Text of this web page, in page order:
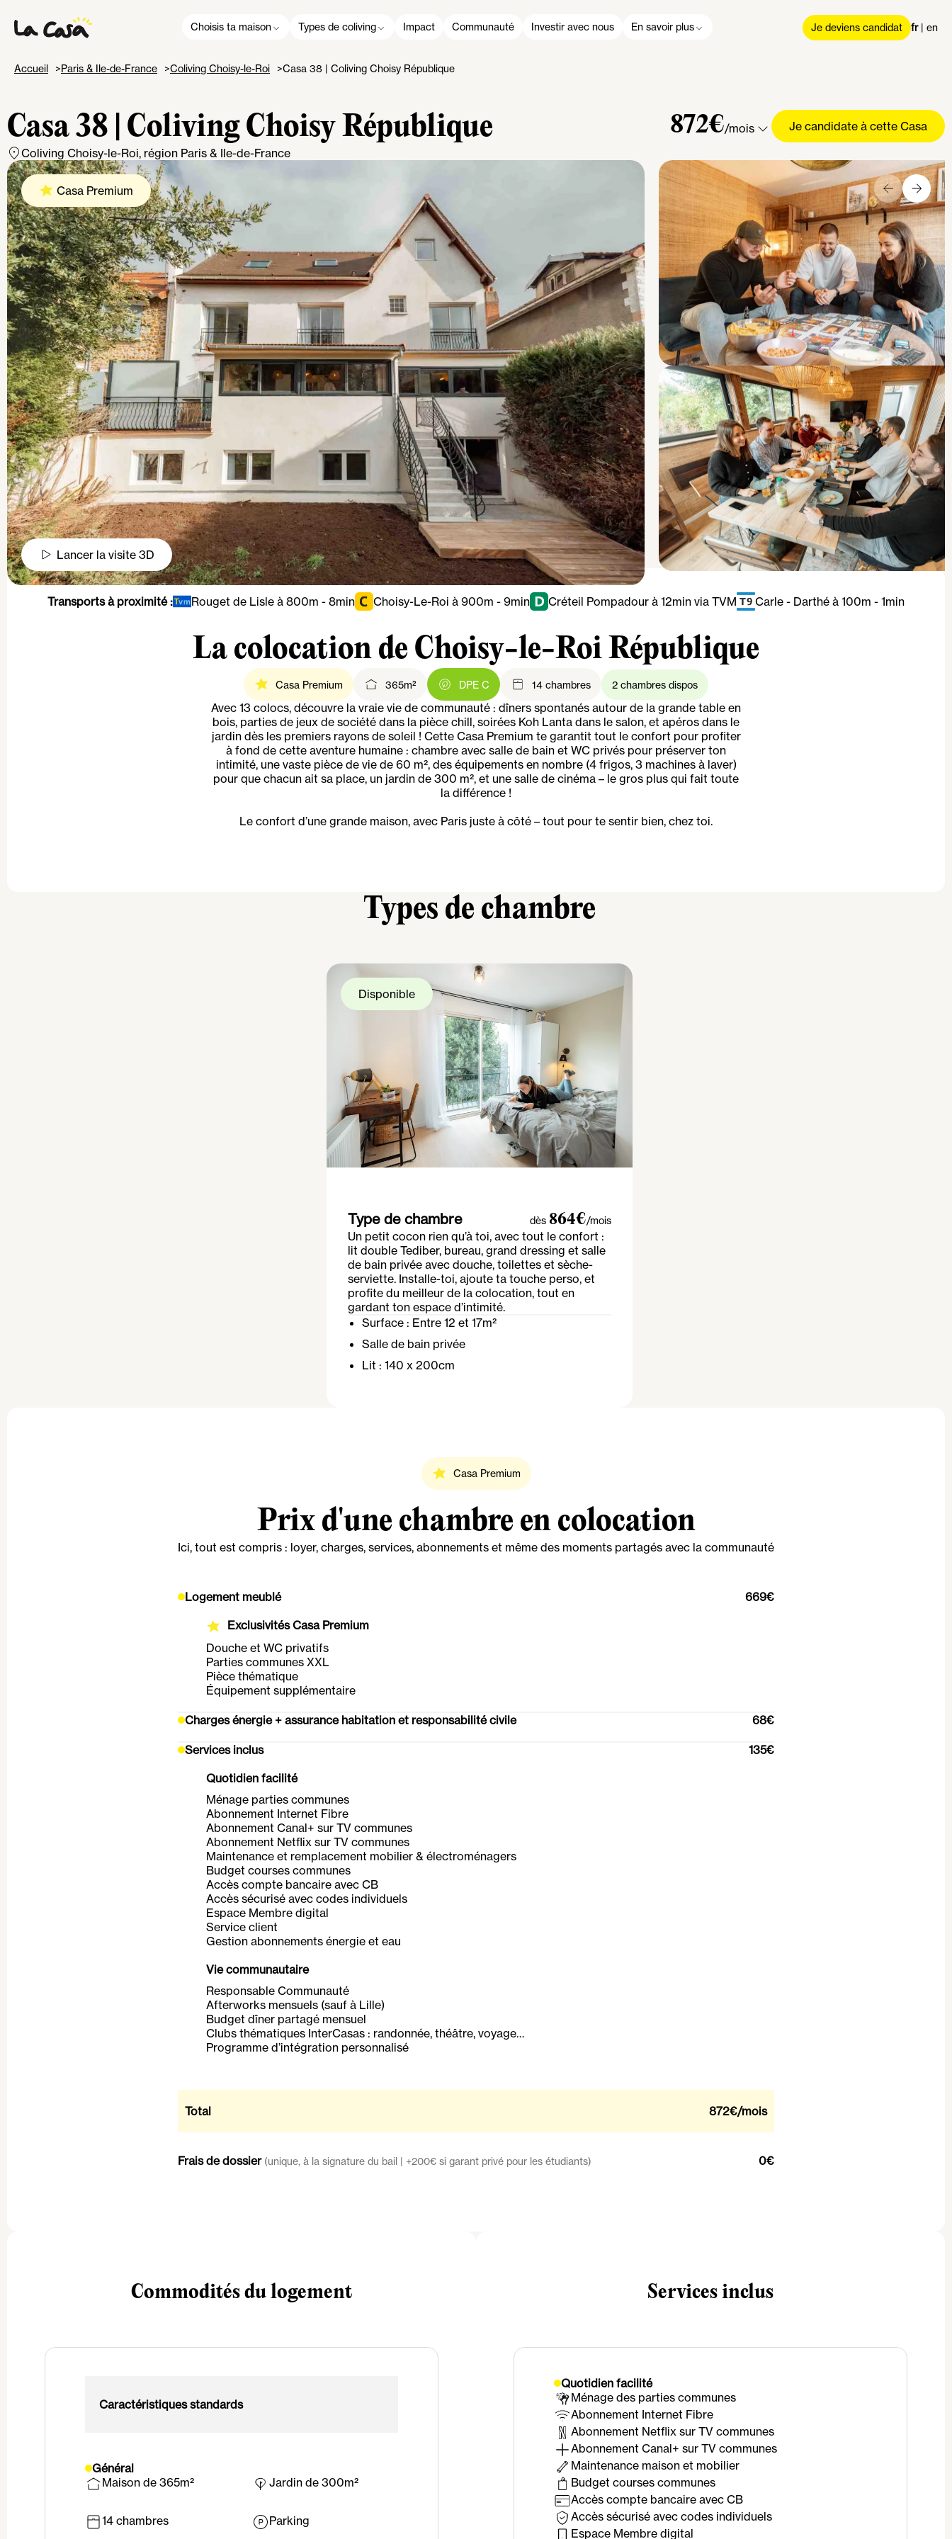
Choisis ta maison Types de coliving Impact Communauté Investir avec nous En savoir plus Je deviens candidat fr| en
Accueil Paris & Ile-de-France Coliving Choisy-le-Roi Casa 38 | Coliving Choisy République
Casa 38 | Coliving Choisy République
Coliving Choisy-le-Roi, région Paris & Ile-de-France
872€/mois Je candidate à cette Casa
Casa Premium
Lancer la visite 3D
Transports à proximité : Rouget de Lisle à 800m - 8min Choisy-Le-Roi à 900m - 9min Créteil Pompadour à 12min via TVM Carle - Darthé à 100m - 1min
La colocation de Choisy-le-Roi République
Casa Premium 365m² DPE C 14 chambres 2 chambres dispos
Avec 13 colocs, découvre la vraie vie de communauté : dîners spontanés autour de la grande table en
bois, parties de jeux de société dans la pièce chill, soirées Koh Lanta dans le salon, et apéros dans le
jardin dès les premiers rayons de soleil ! Cette Casa Premium te garantit tout le confort pour profiter
à fond de cette aventure humaine : chambre avec salle de bain et WC privés pour préserver ton
intimité, une vaste pièce de vie de 60 m², des équipements en nombre (4 frigos, 3 machines à laver)
pour que chacun ait sa place, un jardin de 300 m², et une salle de cinéma – le gros plus qui fait toute
la différence !
Le confort d’une grande maison, avec Paris juste à côté – tout pour te sentir bien, chez toi.
Types de chambre
Disponible
Type de chambre dès 864€/mois
Un petit cocon rien qu’à toi, avec tout le confort :
lit double Tediber, bureau, grand dressing et salle
de bain privée avec douche, toilettes et sèche-
serviette. Installe-toi, ajoute ta touche perso, et
profite du meilleur de la colocation, tout en
gardant ton espace d’intimité.
Surface : Entre 12 et 17m²
Salle de bain privée
Lit :140 x 200cm
Casa Premium
Prix d'une chambre en colocation
Ici, tout est compris : loyer, charges, services, abonnements et même des moments partagés avec la communauté
Logement meublé
669€
Exclusivités Casa Premium
Douche et WC privatifs
Parties communes XXL
Pièce thématique
Équipement supplémentaire
Charges énergie + assurance habitation et responsabilité civile 68€
Services inclus
135€
Quotidien facilité
Ménage parties communes
Abonnement Internet Fibre
Abonnement Canal+ sur TV communes
Abonnement Netflix sur TV communes
Maintenance et remplacement mobilier & électroménagers
Budget courses communes
Accès compte bancaire avec CB
Accès sécurisé avec codes individuels
Espace Membre digital
Service client
Gestion abonnements énergie et eau
Vie communautaire
Responsable Communauté
Afterworks mensuels (sauf à Lille)
Budget dîner partagé mensuel
Clubs thématiques InterCasas : randonnée, théâtre, voyage…
Programme d’intégration personnalisé
Total 872€/mois
Frais de dossier (unique, à la signature du bail | +200€ si garant privé pour les étudiants) 0€
Commodités du logement
Caractéristiques standards
Général
Maison de 365m²
Jardin de 300m²
14 chambres Parking
Services inclus
Quotidien facilité
Ménage des parties communes
Abonnement Internet Fibre
Abonnement Netflix sur TV communes
Abonnement Canal+ sur TV communes
Maintenance maison et mobilier
Budget courses communes
Accès compte bancaire avec CB
Accès sécurisé avec codes individuels
Espace Membre digital